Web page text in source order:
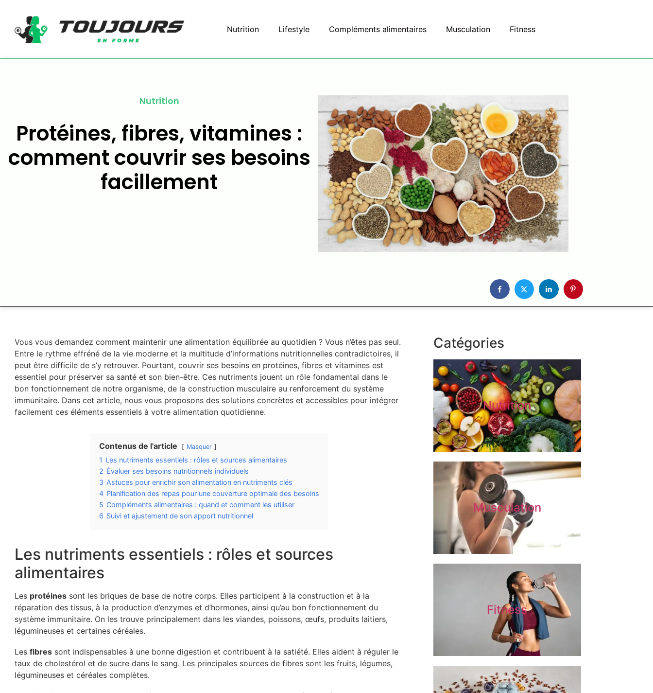
Nutrition Lifestyle Compléments alimentaires Musculation Fitness
Nutrition
Protéines, fibres, vitamines :
comment couvrir ses besoins
facillement
Vous vous demandez comment maintenir une alimentation équilibrée au quotidien ? Vous n’êtes pas seul.
Entre le rythme effréné de la vie moderne et la multitude d’informations nutritionnelles contradictoires, il
peut être difficile de s’y retrouver. Pourtant, couvrir ses besoins en protéines, fibres et vitamines est
essentiel pour préserver sa santé et son bien-être. Ces nutriments jouent un rôle fondamental dans le
bon fonctionnement de notre organisme, de la construction musculaire au renforcement du système
immunitaire. Dans cet article, nous vous proposons des solutions concrètes et accessibles pour intégrer
facilement ces éléments essentiels à votre alimentation quotidienne.
Contenus de l'article Masquer
1 Les nutriments essentiels : rôles et sources alimentaires
2 Évaluer ses besoins nutritionnels individuels
3 Astuces pour enrichir son alimentation en nutriments clés
4 Planification des repas pour une couverture optimale des besoins
5 Compléments alimentaires : quand et comment les utiliser
6 Suivi et ajustement de son apport nutritionnel
Les nutriments essentiels : rôles et sources
alimentaires
Les protéines sont les briques de base de notre corps. Elles participent à la construction et à la
réparation des tissus, à la production d’enzymes et d’hormones, ainsi qu’au bon fonctionnement du
système immunitaire. On les trouve principalement dans les viandes, poissons, œufs, produits laitiers,
légumineuses et certaines céréales.
Les fibres sont indispensables à une bonne digestion et contribuent à la satiété. Elles aident à réguler le
taux de cholestérol et de sucre dans le sang. Les principales sources de fibres sont les fruits, légumes,
légumineuses et céréales complètes.
Catégories
Nutrition
Musculation
Fitness